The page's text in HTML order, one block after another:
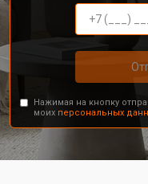
Нажимая на кнопку
моих персональных